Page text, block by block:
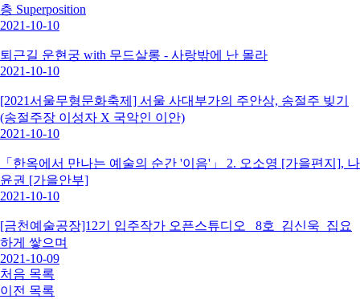
층 Superposition
2021-10-10
퇴근길 운현궁 with 무드살롱 - 사랑밖에 난 몰라
2021-10-10
[2021서울무형문화축제] 서울 사대부가의 주안상, 송절주 빚기
(송절주장 이성자 X 국악인 이안)
2021-10-10
「한옥에서 만나는 예술의 순간 '이음'」 2. 오소영 [가을편지], 나
윤권 [가을안부]
2021-10-10
[금천예술공장]12기 입주작가 오픈스튜디오_ 8호_김신욱_집요
하게 쌓으며
2021-10-09
처음 목록
이전 목록